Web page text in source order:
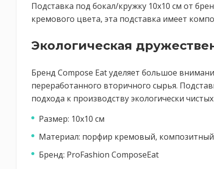
Подставка под бокал/кружку 10х10 см от
кремового цвета, эта подставка имеет
Экологическая
Бренд Compose Eat уделяет большое
переработанного вторичного сырья.
подхода к производству экологически
Размер: 10х10 см
Материал: порфир кремовый, композитный
Бренд: ProFashion ComposeEat